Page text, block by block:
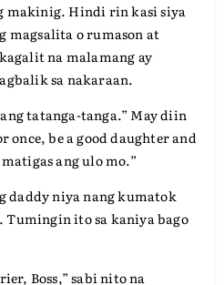
makinig. Hindi rin kasi siya
magsalita o rumason at
na malamang ay
sa nakaraan.
tatanga-tanga.” May diin
once, be a good daughter and
ang ulo mo.”
daddy niya nang kumatok
Tumingin ito sa kaniya bago
Boss,” sabi nito na